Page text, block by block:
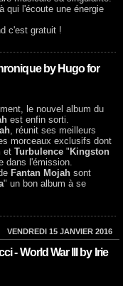
qui l'écoute une énergie
c'est gratuit !
by Hugo for
le nouvel album du
est enfin sorti.
, réunit ses meilleurs
morceaux exclusifs dont
et Turbulence " Kingston
dans l'émission.
Fantan Mojah sont
" un bon album à se
VENDREDI 15 JANVIER 2016
- World War III by Irie